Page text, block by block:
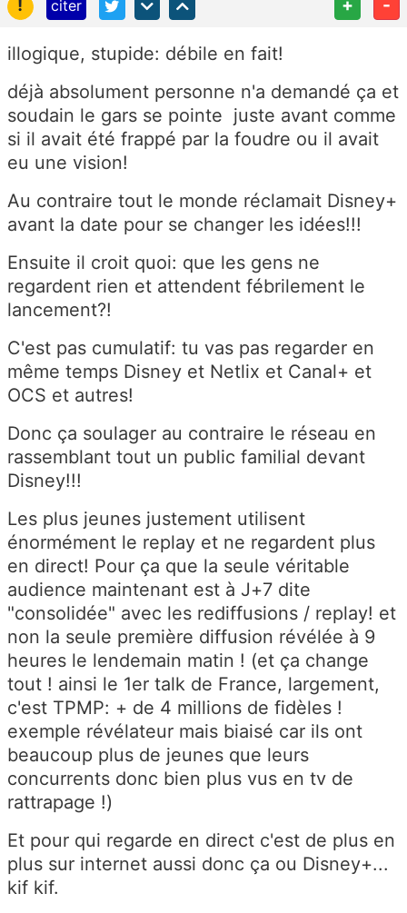
! citer + -
illogique, stupide: débile en fait!
déjà absolument personne n'a demandé ça et
soudain le gars se pointe juste avant comme
si il avait été frappé par la foudre ou il avait
eu une vision!
Au contraire tout le monde réclamait Disney+
avant la date pour se changer les idées!!!
Ensuite il croit quoi: que les gens ne
regardent rien et attendent fébrilement le
lancement?!
C'est pas cumulatif: tu vas pas regarder en
même temps Disney et Netlix et Canal+ et
OCS et autres!
Donc ça soulager au contraire le réseau en
rassemblant tout un public familial devant
Disney!!!
Les plus jeunes justement utilisent
énormément le replay et ne regardent plus
en direct! Pour ça que la seule véritable
audience maintenant est à J+7 dite
"consolidée" avec les rediffusions / replay! et
non la seule première diffusion révélée à 9
heures le lendemain matin ! (et ça change
tout ! ainsi le 1er talk de France, largement,
c'est TPMP: + de 4 millions de fidèles !
exemple révélateur mais biaisé car ils ont
beaucoup plus de jeunes que leurs
concurrents donc bien plus vus en tv de
rattrapage !)
Et pour qui regarde en direct c'est de plus en
plus sur internet aussi donc ça ou Disney+...
kif kif.